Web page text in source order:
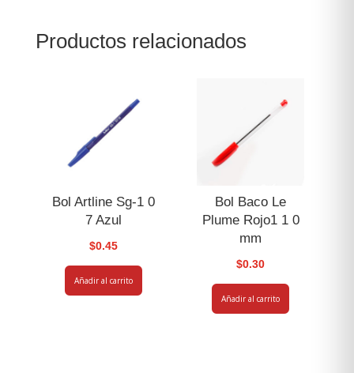
Verde
Productos relacionados
Bol Artline Sg-1 0
7 Azul
$0.45
Añadir al carrito
Bol Baco Le
Plume Rojo1 1 0
mm
$0.30
Añadir al carrito